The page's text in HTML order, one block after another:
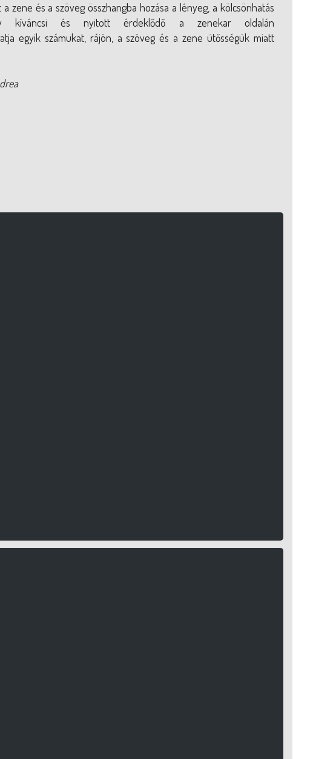
zene és a szöveg összhangba hozása a lényeg, a kölcsönhatás
kíváncsi és nyitott érdeklődő a zenekar oldalán
egyik számukat, rájön, a szöveg és a zene ütősségük miatt